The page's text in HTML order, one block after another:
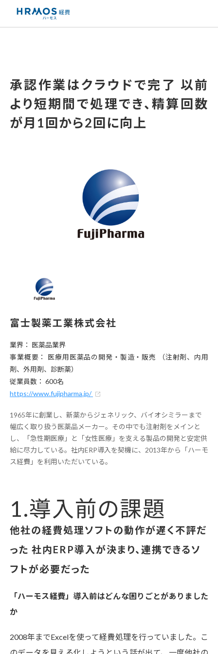
承認作業はクラウドで完了 以前
より短期間で処理でき、精算回数
が月1回から2回に向上
富士製薬工業株式会社
業界： 医薬品業界
事業概要： 医療用医薬品の開発・製造・販売 （注射剤、内用
剤、外用剤、診断薬）
従業員数： 600名
https://www.fujipharma.jp/
1965年に創業し、新薬からジェネリック、バイオシミラーまで
幅広く取り扱う医薬品メーカー。その中でも注射剤をメインと
し、「急性期医療」と「女性医療」を支える製品の開発と安定供
給に尽力している。社内ERP導入を契機に、2013年から「ハーモ
ス経費」を利用いただいている。
1.導入前の課題
他社の経費処理ソフトの動作が遅く不評だ
った 社内ERP導入が決まり、連携できるソ
フトが必要だった
「ハーモス経費」導入前はどんな困りごとがありました
か
2008年までExcelを使って経費処理を行っていました。こ
のデータを見える化しようという話が出て、一度他社の